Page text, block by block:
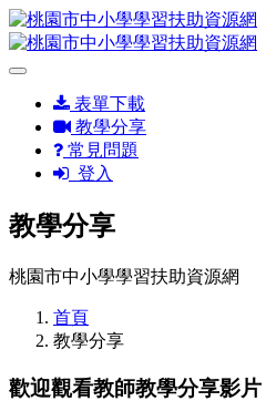
表單下載
教學分享
常見問題
登入
教學分享
桃園市中小學學習扶助資源網
首頁
教學分享
歡迎觀看教師教學分享影片